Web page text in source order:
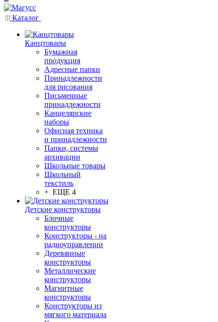
Каталог
Канцтовары
Бумажная
продукция
Адресные папки
Принадлежности
для рисования
Письменные
принадлежности
Канцелярские
наборы
Офисная техника
и принадлежности
Папки, системы
архивации
Школьные товары
Школьный
текстиль
+ ЕЩЕ 4
Детские конструкторы
Блочные
конструкторы
Конструкторы - на
радиоуправлении
Деревянные
конструкторы
Металлические
конструкторы
Магнитные
конструкторы
Конструкторы из
мягкого материала